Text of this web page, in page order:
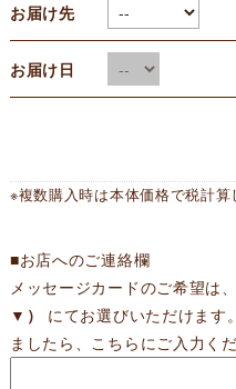
お届け先
お届け日
※複数購入時は本体価格で税計算
■お店へのご連絡欄
メッセージカードのご希望は
▼）
にてお選びいただけます
ましたら、こちらにご入力くだ